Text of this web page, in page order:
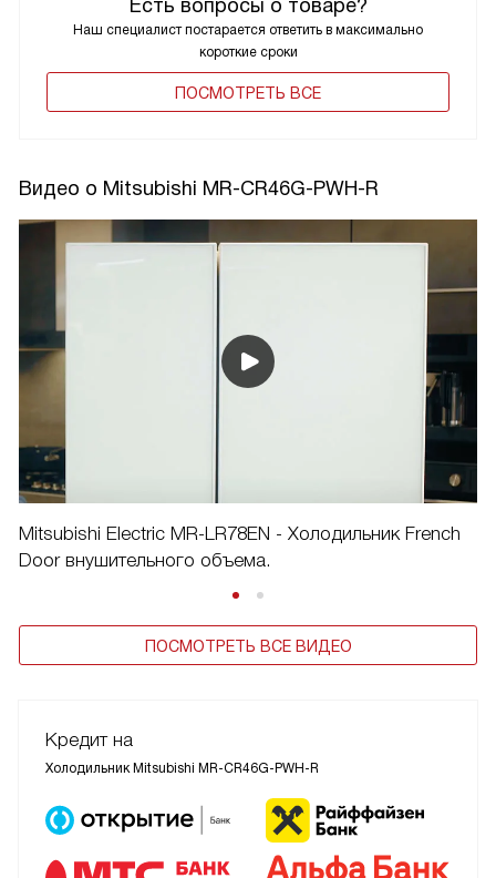
Есть вопросы о товаре?
Наш специалист постарается ответить в максимально
короткие сроки
ПОCМОТРЕТЬ ВСЕ
Видео о Mitsubishi MR-CR46G-PWH-R
Mitsubishi Electric MR-LR78EN - Холодильник French
Door внушительного объема.
ПОСМОТРЕТЬ ВСЕ ВИДЕО
Кредит на
Холодильник Mitsubishi MR-CR46G-PWH-R